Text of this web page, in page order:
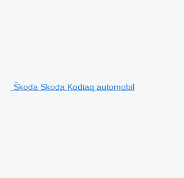
Škoda Skoda Kodiaq automobil